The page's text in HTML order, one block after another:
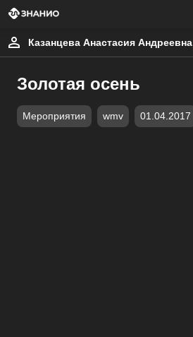
Казанцева Анастасия Андреевна
Золотая осень
Мероприятия wmv 01.04.2017